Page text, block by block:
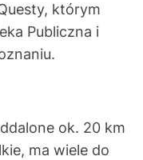
którym
Publiczna i
ok. 20 km
ma wiele do